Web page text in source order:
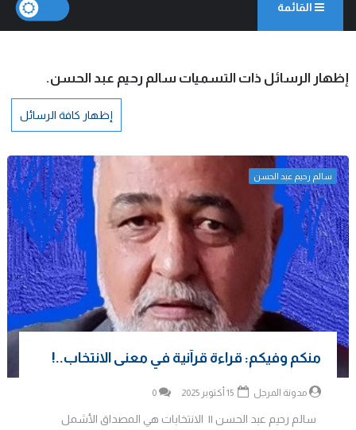
القائمة
‏إظهار الرسائل ذات التسميات سالم رحيم عبد الحسن.
إظهار كافة الرسائل
سالم رحيم عبد الحسن
منكم وفيكم: قراءة قرآنية في معنى الانتخاب..!
مدونة المرجل 0
سالم رحيم عبد الحسن || الانتخابات هي المصداق الأشمل